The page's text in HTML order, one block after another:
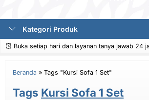
Kategori Produk
Buka setiap hari dan layanan tanya jawab 24
Beranda » Tags "Kursi Sofa 1 Set"
Tags Kursi Sofa 1 Set